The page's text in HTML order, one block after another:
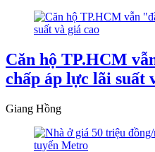
Căn hộ TP.HCM
chấp áp lực lãi suất
Giang Hồng